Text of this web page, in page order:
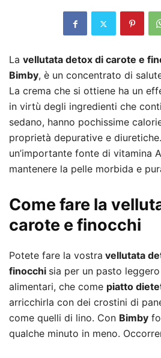
La vellutata detox di carote e
Bimby, è un concentrato di
La crema che si ottiene ha un
in virtù degli ingredienti che
sedano, hanno pochissime
proprietà depurative e
un’importante fonte di vitamina
mantenere la pelle morbida e
Come fare la
carote e finocchi
Potete fare la vostra vellutata
finocchi sia per un pasto
alimentari, che come piatto
arricchirla con dei crostini di
come quelli di lino. Con Bimby
qualche minuto in meno.